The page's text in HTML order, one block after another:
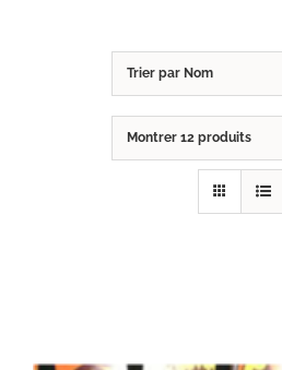
Trier par Nom
Montrer 12 produits